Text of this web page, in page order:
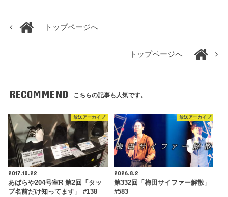
トップページへ
トップページへ
RECOMMEND こちらの記事も人気です。
放送アーカイブ
2017.10.22
あばらや204号室R 第2回「タッ
プ名前だけ知ってます」 #138
放送アーカイブ
2026.8.2
第332回「梅田サイファー解散」
#583